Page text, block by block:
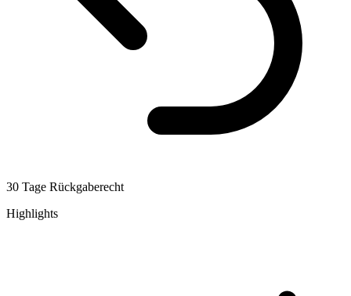
30 Tage Rückgaberecht
Highlights